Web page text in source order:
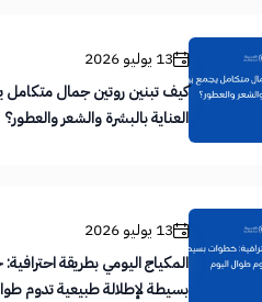
13 يوليو 2026
كيف تبنين روتين جمال متكامل
العناية بالبشرة والشعر والعطور؟
13 يوليو 2026
المكياج اليومي بطريقة
بسيطة لإطلالة طبيعية تدوم